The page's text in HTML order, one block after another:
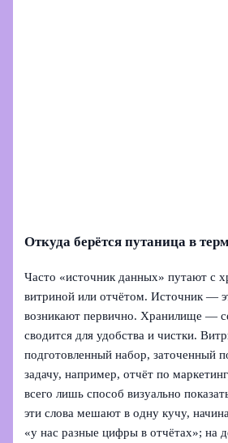
Откуда берётся путаница в
Часто «источник данных» путают с
витриной или отчётом. Источник —
возникают первично. Хранилище —
сводится для удобства и чистки.
подготовленный набор, заточенный
задачу, например, отчёт по
всего лишь способ визуально
эти слова мешают в одну кучу,
«у нас разные цифры в отчётах»; на